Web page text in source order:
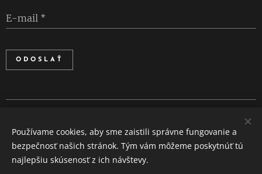
E-mail
ODOSLAŤ
Jazyky
Slovenčina
Používame cookies, aby sme zaistili správne fungovanie a
bezpečnosť našich stránok. Tým vám môžeme poskytnúť tú
najlepšiu skúsenosť z ich návštevy.